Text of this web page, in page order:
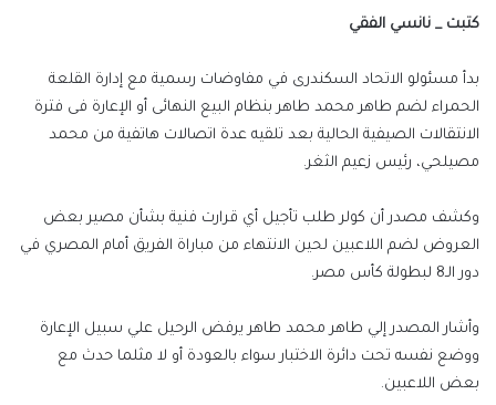
كتبت _ نانسي الفقي
بدأ مسئولو الاتحاد السكندرى في مفاوضات رسمية مع إدارة القلعة
الحمراء لضم طاهر محمد طاهر بنظام البيع النهائى أو الإعارة فى فترة
الانتقالات الصيفية الحالية بعد تلقيه عدة اتصالات هاتفية من محمد
مصيلحي، رئيس زعيم الثغر.
وكشف مصدر أن كولر طلب تأجيل أي قرارت فنية بشأن مصير بعض
العروض لضم اللاعبين لحين الانتهاء من مباراة الفريق أمام المصري في
دور الـ8 لبطولة كأس مصر.
وأشار المصدر إلي طاهر محمد طاهر يرفض الرحيل علي سبيل الإعارة
ووضع نفسه تحت دائرة الاختبار سواء بالعودة أو لا مثلما حدث مع
بعض اللاعبين.